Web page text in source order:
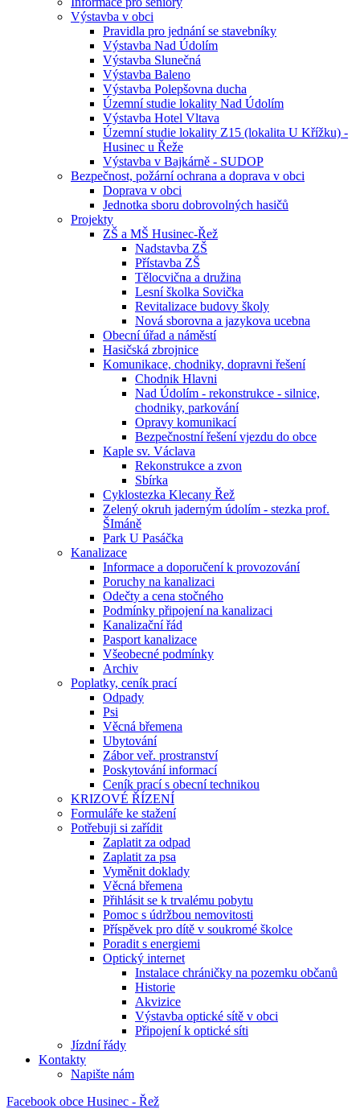
Výstavba v obci
Pravidla pro jednání se stavebníky
Výstavba Nad Údolím
Výstavba Slunečná
Výstavba Baleno
Výstavba Polepšovna ducha
Územní studie lokality Nad Údolím
Výstavba Hotel Vltava
Územní studie lokality Z15 (lokalita U Křížku) -
Husinec u Řeže
Výstavba v Bajkárně - SUDOP
Bezpečnost, požární ochrana a doprava v obci
Doprava v obci
Jednotka sboru dobrovolných hasičů
Projekty
ZŠ a MŠ Husinec-Řež
Nadstavba ZŠ
Přístavba ZŠ
Tělocvična a družina
Lesní školka Sovička
Revitalizace budovy školy
Nová sborovna a jazykova ucebna
Obecní úřad a náměstí
Hasičská zbrojnice
Komunikace, chodniky, dopravni řešení
Chodnik Hlavni
Nad Údolím - rekonstrukce - silnice,
chodniky, parkování
Opravy komunikací
Bezpečnostní řešení vjezdu do obce
Kaple sv. Václava
Rekonstrukce a zvon
Sbírka
Cyklostezka Klecany Řež
Zelený okruh jaderným údolím - stezka prof.
ŠImáně
Park U Pasáčka
Kanalizace
Informace a doporučení k provozování
Poruchy na kanalizaci
Odečty a cena stočného
Podmínky připojení na kanalizaci
Kanalizační řád
Pasport kanalizace
Všeobecné podmínky
Archiv
Poplatky, ceník prací
Odpady
Psi
Věcná břemena
Ubytování
Zábor veř. prostranství
Poskytování informací
Ceník prací s obecní technikou
KRIZOVÉ ŘÍZENÍ
Formuláře ke stažení
Potřebuji si zařídit
Zaplatit za odpad
Zaplatit za psa
Vyměnit doklady
Věcná břemena
Přihlásit se k trvalému pobytu
Pomoc s údržbou nemovitosti
Příspěvek pro dítě v soukromé školce
Poradit s energiemi
Optický internet
Instalace chráničky na pozemku občanů
Historie
Akvizice
Výstavba optické sítě v obci
Připojení k optické síti
Jízdní řády
Kontakty
Napište nám
Facebook obce Husinec - Řež